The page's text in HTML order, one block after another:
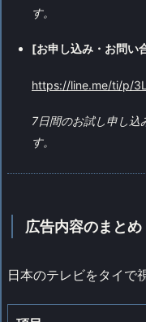
す。
[お申し込み・お問い
https://line.me/ti/p/
7日間のお試し申し込
す。
広告内容のまとめ
日本のテレビをタイで